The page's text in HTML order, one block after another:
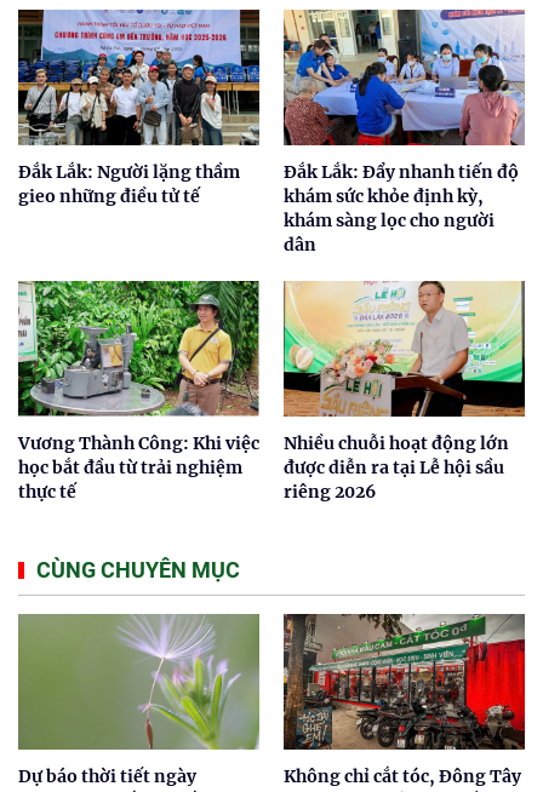
Đắk Lắk: Người lặng thầm
gieo những điều tử tế
Đắk Lắk: Đẩy nhanh tiến độ
khám sức khỏe định kỳ,
khám sàng lọc cho người
dân
Vương Thành Công: Khi việc
học bắt đầu từ trải nghiệm
thực tế
Nhiều chuỗi hoạt động lớn
được diễn ra tại Lễ hội sầu
riêng 2026
CÙNG CHUYÊN MỤC
Dự báo thời tiết ngày
Không chỉ cắt tóc, Đông Tây